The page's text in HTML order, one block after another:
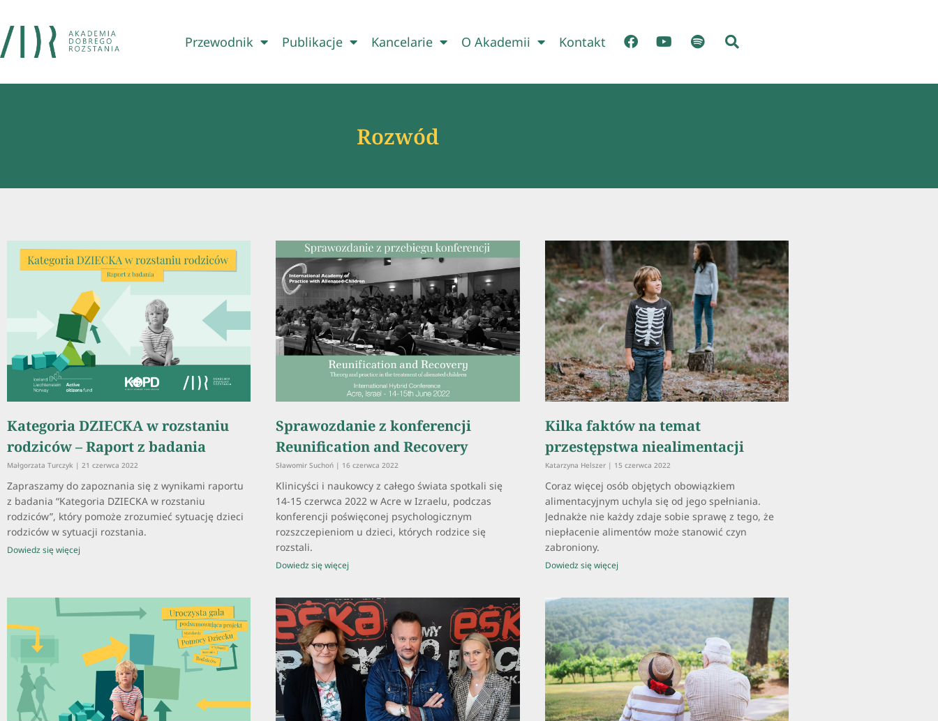
Przewodnik Publikacje Kancelarie O Akademii Kontakt
Rozwód
Kategoria DZIECKA w rozstaniu
rodziców – Raport z badania
Małgorzata Turczyk 21 czerwca 2022
Zapraszamy do zapoznania się z wynikami raportu
z badania “Kategoria DZIECKA w rozstaniu
rodziców”, który pomoże zrozumieć sytuację dzieci
rodziców w sytuacji rozstania.
Dowiedz się więcej
Sprawozdanie z konferencji
Reunification and Recovery
Sławomir Suchoń 16 czerwca 2022
Klinicyści i naukowcy z całego świata spotkali się
14-15 czerwca 2022 w Acre w Izraelu, podczas
konferencji poświęconej psychologicznym
rozszczepieniom u dzieci, których rodzice się
rozstali.
Dowiedz się więcej
Kilka faktów na temat
przestępstwa niealimentacji
Katarzyna Helszer 15 czerwca 2022
Coraz więcej osób objętych obowiązkiem
alimentacyjnym uchyla się od jego spełniania.
Jednakże nie każdy zdaje sobie sprawę z tego, że
niepłacenie alimentów może stanowić czyn
zabroniony.
Dowiedz się więcej